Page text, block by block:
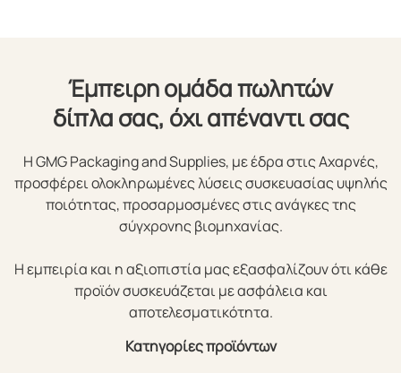
Έμπειρη ομάδα πωλητών
δίπλα σας, όχι απέναντι σας
Η GMG Packaging and Supplies, με έδρα στις Αχαρνές,
προσφέρει ολοκληρωμένες λύσεις συσκευασίας υψηλής
ποιότητας, προσαρμοσμένες στις ανάγκες της
σύγχρονης βιομηχανίας.
Η εμπειρία και η αξιοπιστία μας εξασφαλίζουν ότι κάθε
προϊόν συσκευάζεται με ασφάλεια και
αποτελεσματικότητα.
Κατηγορίες προϊόντων